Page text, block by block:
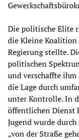
Die politische Elite
die Kleine Koalition
Regierung stellte.
politischen
und verschaffte
die Lage durch
unter Kontrolle. In
öffentlichen Dienst
Jugend wurde
„von der Straße